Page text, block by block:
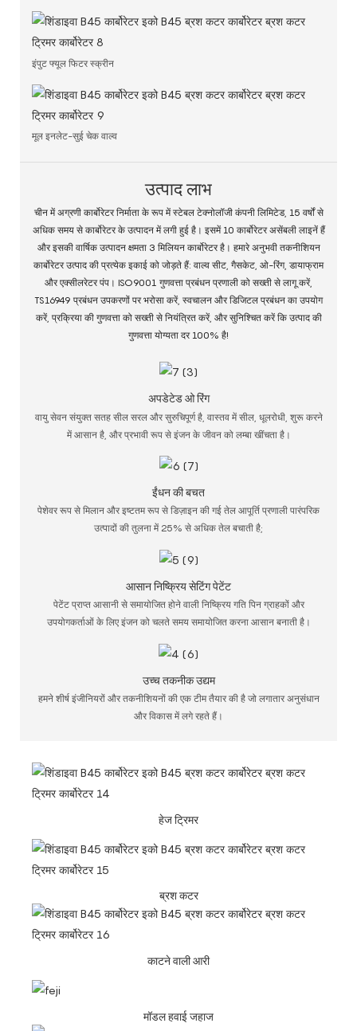
इंपुट फ्यूल फिटर स्क्रीन
मूल इनलेट-सुई चेक वाल्व
उत्पाद लाभ
चीन में अग्रणी कार्बोरेटर निर्माता के रूप में स्टेबल टेक्नोलॉजी कंपनी लिमिटेड, 15 वर्षों से
अधिक समय से कार्बोरेटर के उत्पादन में लगी हुई है। इसमें 10 कार्बोरेटर असेंबली लाइनें हैं
और इसकी वार्षिक उत्पादन क्षमता 3 मिलियन कार्बोरेटर है। हमारे अनुभवी तकनीशियन
कार्बोरेटर उत्पाद की प्रत्येक इकाई को जोड़ते हैं: वाल्व सीट, गैसकेट, ओ-रिंग, डायाफ्राम
और एक्सीलरेटर पंप। ISO9001 गुणवत्ता प्रबंधन प्रणाली को सख्ती से लागू करें,
TS16949 प्रबंधन उपकरणों पर भरोसा करें, स्वचालन और डिजिटल प्रबंधन का उपयोग
करें, प्रक्रिया की गुणवत्ता को सख्ती से नियंत्रित करें, और सुनिश्चित करें कि उत्पाद की
गुणवत्ता योग्यता दर 100% है!
अपडेटेड ओ रिंग
वायु सेवन संयुक्त सतह सील सरल और सुरुचिपूर्ण है, वास्तव में सील, धूलरोधी, शुरू करने
में आसान है, और प्रभावी रूप से इंजन के जीवन को लम्बा खींचता है।
ईंधन की बचत
पेशेवर रूप से मिलान और इष्टतम रूप से डिज़ाइन की गई तेल आपूर्ति प्रणाली पारंपरिक
उत्पादों की तुलना में 25% से अधिक तेल बचाती है;
आसान निष्क्रिय सेटिंग पेटेंट
पेटेंट प्राप्त आसानी से समायोजित होने वाली निष्क्रिय गति पिन ग्राहकों और
उपयोगकर्ताओं के लिए इंजन को चलते समय समायोजित करना आसान बनाती है।
उच्च तकनीक उद्यम
हमने शीर्ष इंजीनियरों और तकनीशियनों की एक टीम तैयार की है जो लगातार अनुसंधान
और विकास में लगे रहते हैं।
हेज ट्रिमर
ब्रश कटर
काटने वाली आरी
मॉडल हवाई जहाज